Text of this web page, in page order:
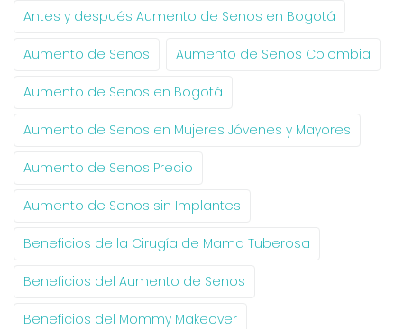
Antes y después Aumento de Senos en Bogotá
Aumento de Senos Aumento de Senos Colombia
Aumento de Senos en Bogotá
Aumento de Senos en Mujeres Jóvenes y Mayores
Aumento de Senos Precio
Aumento de Senos sin Implantes
Beneficios de la Cirugía de Mama Tuberosa
Beneficios del Aumento de Senos
Beneficios del Mommy Makeover